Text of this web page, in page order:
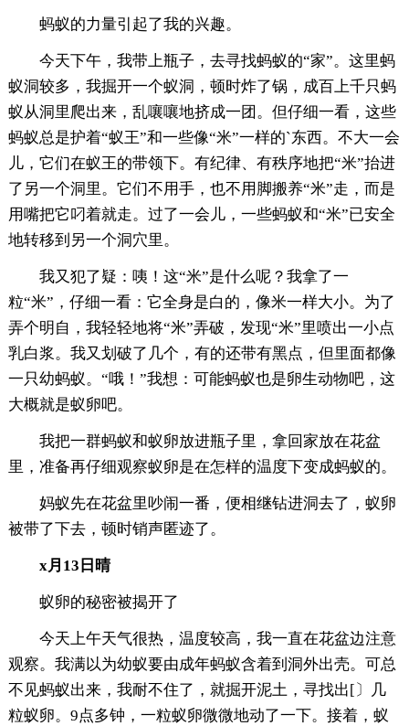
蚂蚁的力量引起了我的兴趣。
今天下午，我带上瓶子，去寻找蚂蚁的“家”。这里蚂
蚁洞较多，我掘开一个蚁洞，顿时炸了锅，成百上千只蚂
蚁从洞里爬出来，乱嚷嚷地挤成一团。但仔细一看，这些
蚂蚁总是护着“蚁王”和一些像“米”一样的`东西。不大一会
儿，它们在蚁王的带领下。有纪律、有秩序地把“米”抬进
了另一个洞里。它们不用手，也不用脚搬养“米”走，而是
用嘴把它叼着就走。过了一会儿，一些蚂蚁和“米”已安全
地转移到另一个洞穴里。
我又犯了疑：咦！这“米”是什么呢？我拿了一
粒“米”，仔细一看：它全身是白的，像米一样大小。为了
弄个明自，我轻轻地将“米”弄破，发现“米”里喷出一小点
乳白浆。我又划破了几个，有的还带有黑点，但里面都像
一只幼蚂蚁。“哦！”我想：可能蚂蚁也是卵生动物吧，这
大概就是蚁卵吧。
我把一群蚂蚁和蚁卵放进瓶子里，拿回家放在花盆
里，准备再仔细观察蚁卵是在怎样的温度下变成蚂蚁的。
妈蚁先在花盆里吵闹一番，便相继钻进洞去了，蚁卵
被带了下去，顿时销声匿迹了。
x月13日晴
蚁卵的秘密被揭开了
今天上午天气很热，温度较高，我一直在花盆边注意
观察。我满以为幼蚁要由成年蚂蚁含着到洞外出壳。可总
不见蚂蚁出来，我耐不住了，就掘开泥土，寻找出[〕几
粒蚁卵。9点多钟，一粒蚁卵微微地动了一下。接着，蚁